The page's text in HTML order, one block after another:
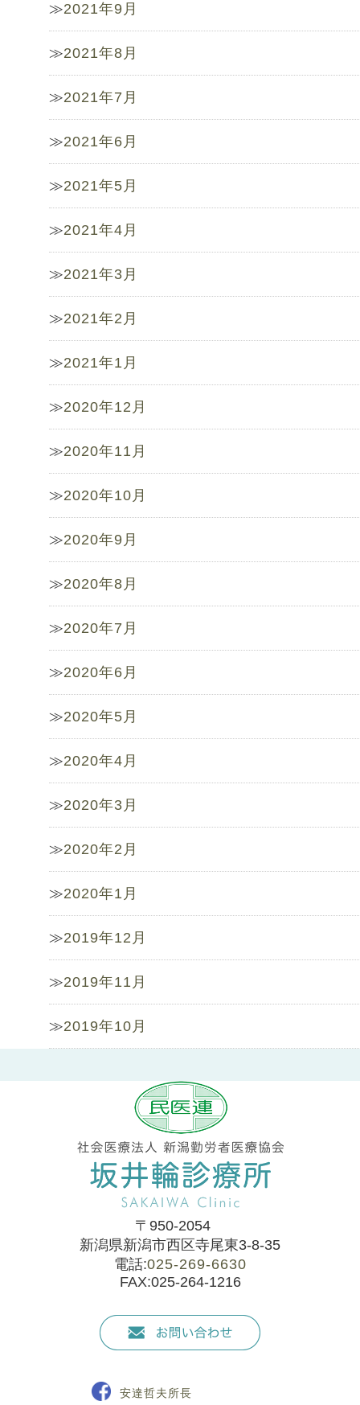
2021年9月
2021年8月
2021年7月
2021年6月
2021年5月
2021年4月
2021年3月
2021年2月
2021年1月
2020年12月
2020年11月
2020年10月
2020年9月
2020年8月
2020年7月
2020年6月
2020年5月
2020年4月
2020年3月
2020年2月
2020年1月
2019年12月
2019年11月
2019年10月
〒950-2054
新潟県新潟市西区寺尾東3-8-35
電話:025-269-6630
FAX:025-264-1216
安達哲夫所長